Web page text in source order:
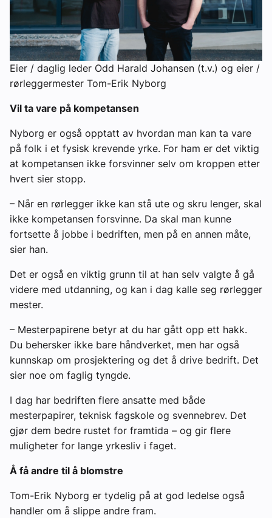
Eier / daglig leder Odd Harald Johansen (t.v.) og eier /
rørleggermester Tom-Erik Nyborg
Vil ta vare på kompetansen
Nyborg er også opptatt av hvordan man kan ta vare
på folk i et fysisk krevende yrke. For ham er det viktig
at kompetansen ikke forsvinner selv om kroppen etter
hvert sier stopp.
– Når en rørlegger ikke kan stå ute og skru lenger, skal
ikke kompetansen forsvinne. Da skal man kunne
fortsette å jobbe i bedriften, men på en annen måte,
sier han.
Det er også en viktig grunn til at han selv valgte å gå
videre med utdanning, og kan i dag kalle seg rørlegger
mester.
– Mesterpapirene betyr at du har gått opp ett hakk.
Du behersker ikke bare håndverket, men har også
kunnskap om prosjektering og det å drive bedrift. Det
sier noe om faglig tyngde.
I dag har bedriften flere ansatte med både
mesterpapirer, teknisk fagskole og svennebrev. Det
gjør dem bedre rustet for framtida – og gir flere
muligheter for lange yrkesliv i faget.
Å få andre til å blomstre
Tom-Erik Nyborg er tydelig på at god ledelse også
handler om å slippe andre fram.